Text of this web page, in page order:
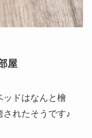
屋
ッドはなんと檜
れたそうです♪